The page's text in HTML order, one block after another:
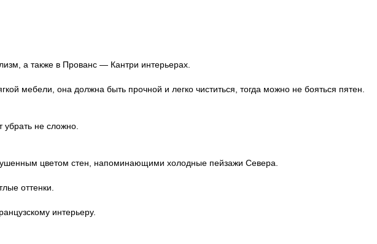
а также в Прованс — Кантри интерьерах.
мебели, она должна быть прочной и легко чиститься, тогда можно не бояться пятен.
убрать не сложно.
цветом стен, напоминающими холодные пейзажи Севера.
оттенки.
интерьеру.